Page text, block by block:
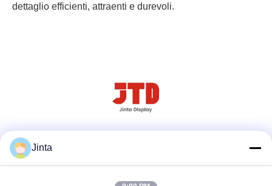
dettaglio efficienti, attraenti e durevoli.
Jinta